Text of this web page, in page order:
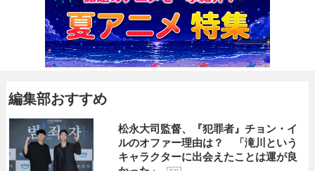
編集部おすすめ
松永大司監督、『犯罪者』チョン・イ
ルのオファー理由は？ 「滝川という
キャラクターに出会えたことは運が良